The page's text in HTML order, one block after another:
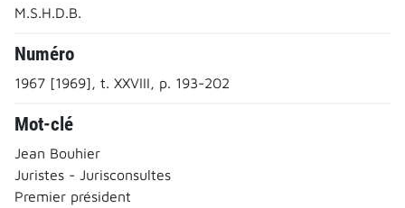
M.S.H.D.B.
Numéro
1967 [1969], t. XXVIII, p. 193-202
Mot-clé
Jean Bouhier
Juristes - Jurisconsultes
Premier président